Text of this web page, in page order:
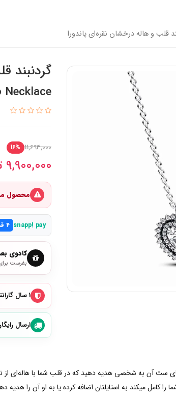
قلب و هاله درخشان نقره‌ای پاندورا
گردنبند
11,693,000
16%
9,900,000
محصول
snapp! pay ۴ قسط
کادوی
بفرست
۱ سال گارانتی پاندورا ایران
ارسال
ست آن‌ به شخصی هدیه دهید که در قلب شما با هاله‌ای
کامل میکند به استایلتان اضافه کرده یا به او آن را هدیه